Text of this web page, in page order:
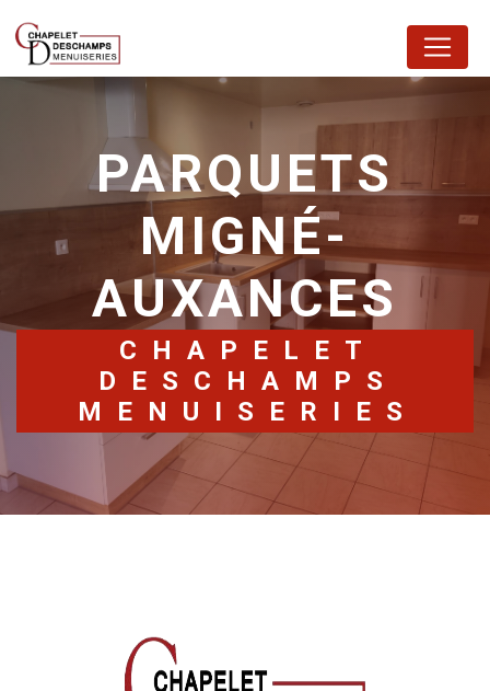
PARQUETS
MIGNÉ-
AUXANCES
CHAPELET
DESCHAMPS
MENUISERIES